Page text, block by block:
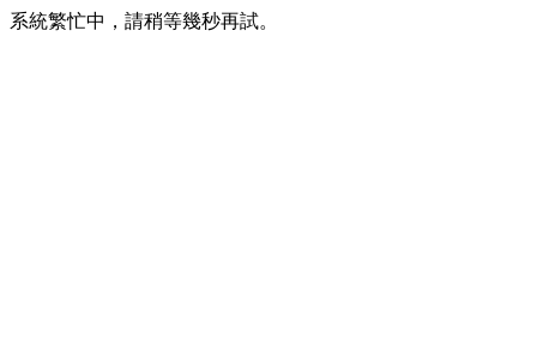
系統繁忙中，請稍等幾秒再試。